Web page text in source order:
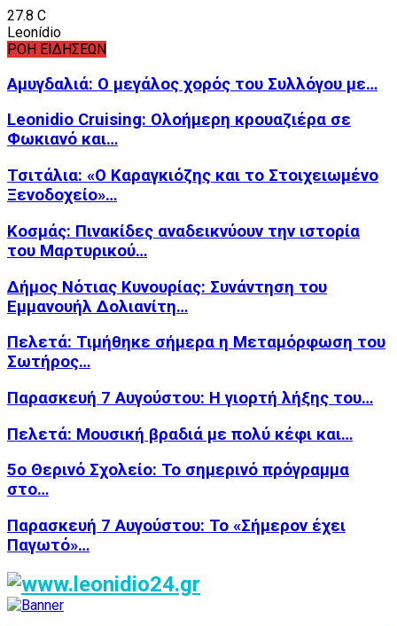
27.8 C
Leonídio
ΡΟΗ ΕΙΔΗΣΕΩΝ
Αμυγδαλιά: Ο μεγάλος χορός του Συλλόγου με…
Leonidio Cruising: Ολοήμερη κρουαζιέρα σε
Φωκιανό και…
Τσιτάλια: «Ο Καραγκιόζης και το Στοιχειωμένο
Ξενοδοχείο»…
Κοσμάς: Πινακίδες αναδεικνύουν την ιστορία
του Μαρτυρικού…
Δήμος Νότιας Κυνουρίας: Συνάντηση του
Εμμανουήλ Δολιανίτη…
Πελετά: Τιμήθηκε σήμερα η Μεταμόρφωση του
Σωτήρος…
Παρασκευή 7 Αυγούστου: Η γιορτή λήξης του…
Πελετά: Μουσική βραδιά με πολύ κέφι και…
5ο Θερινό Σχολείο: Το σημερινό πρόγραμμα
στο…
Παρασκευή 7 Αυγούστου: Το «Σήμερον έχει
Παγωτό»…